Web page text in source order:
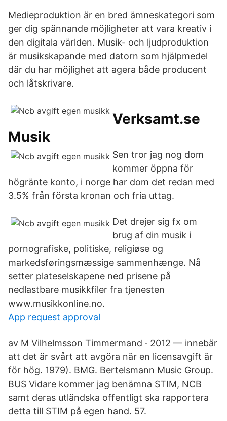
Medieproduktion är en bred ämneskategori som
ger dig spännande möjligheter att vara kreativ i
den digitala världen. Musik- och ljudproduktion
är musikskapande med datorn som hjälpmedel
där du har möjlighet att agera både producent
och låtskrivare.
Verksamt.se
Musik
Sen tror jag nog dom
kommer öppna för
högränte konto, i norge har dom det redan med
3.5% från första kronan och fria uttag.
Det drejer sig fx om
brug af din musik i
pornografiske, politiske, religiøse og
markedsføringsmæssige sammenhænge. Nå
setter plateselskapene ned prisene på
nedlastbare musikkfiler fra tjenesten
www.musikkonline.no.
App request approval
av M Vilhelmsson Timmermand · 2012 — innebär
att det är svårt att avgöra när en licensavgift är
för hög. 1979). BMG. Bertelsmann Music Group.
BUS Vidare kommer jag benämna STIM, NCB
samt deras utländska offentligt ska rapportera
detta till STIM på egen hand. 57.